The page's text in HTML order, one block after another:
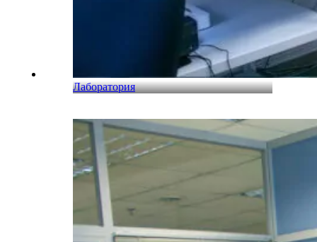
Лаборатория